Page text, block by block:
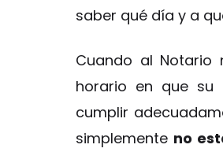
saber qué día y a
Cuando al
horario en que su
cumplir
simplemente no